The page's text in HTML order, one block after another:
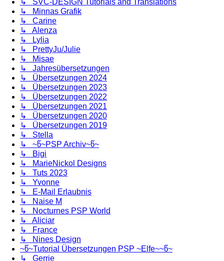
↳ Minnas Grafik
↳ Carine
↳ Alenza
↳ Lylia
↳ PrettyJu/Julie
↳ Misae
↳ Jahresübersetzungen
↳ Übersetzungen 2024
↳ Übersetzungen 2023
↳ Übersetzungen 2022
↳ Übersetzungen 2021
↳ Übersetzungen 2020
↳ Übersetzungen 2019
↳ Stella
↳ ~წ~PSP Archiv~წ~
↳ Bigi
↳ MarieNickol Designs
↳ Tuts 2023
↳ Yvonne
↳ E-Mail Erlaubnis
↳ Naise M
↳ Nocturnes PSP World
↳ Aliciar
↳ France
↳ Nines Design
~წ~Tutorial Übersetzungen PSP ~Elfe~~წ~
↳ Gerrie